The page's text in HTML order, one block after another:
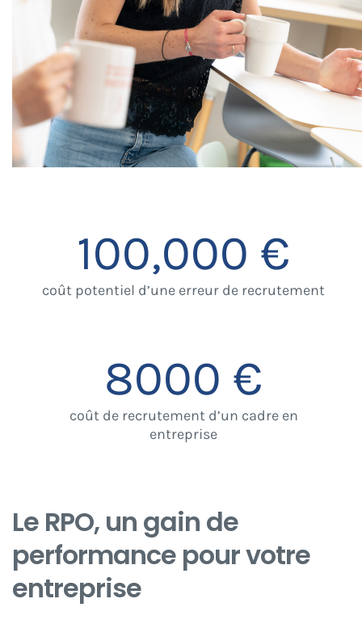
100,000 €
coût potentiel d’une erreur de recrutement
8000 €
coût de recrutement d’un cadre en
entreprise
Le RPO, un gain de
performance pour votre
entreprise